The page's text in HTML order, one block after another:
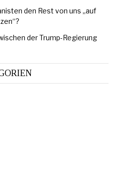
den Rest von uns „auf
der Trump-Regierung